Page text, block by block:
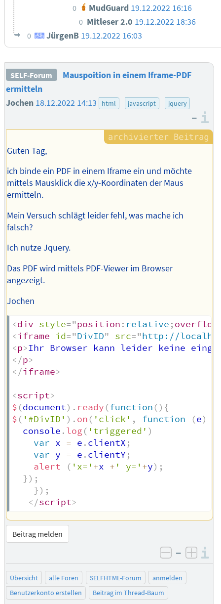
0 MudGuard 19.12.2022 16:16
0 Mitleser 2.0 19.12.2022 18:36
0 JürgenB 19.12.2022 16:03
SELF-Forum
Mauspoition in einem Iframe-PDF
ermitteln
Jochen 18.12.2022 14:13 html javascript jquery
–
Guten Tag,
ich binde ein PDF in einem Iframe ein und möchte
mittels Mausklick die x/y-Koordinaten der Maus
ermitteln.
Mein Versuch schlägt leider fehl, was mache ich
falsch?
Ich nutze Jquery.
Das PDF wird mittels PDF-Viewer im Browser
angezeigt.
Jochen
<div style="position : relative ;
<iframe id="DivID" src="http://
<p>Ihr Browser kann leider keine
</p>
</iframe>
<script>
$ (document) . ready (function () {
$ ( '#DivID' ) . on ( 'click' , function (e)
  console
. log( 'triggered' )
var x = e . clientX ;
var y = e . clientY ;
alert
( 'x=' +x + ' y=' +y) ;
}) ;
}) ;
</script>
Beitrag melden
negativ
–
Übersicht alle Foren SELFHTML-Forum
anmelden
Benutzerkonto erstellen
Beitrag im Thread-Baum